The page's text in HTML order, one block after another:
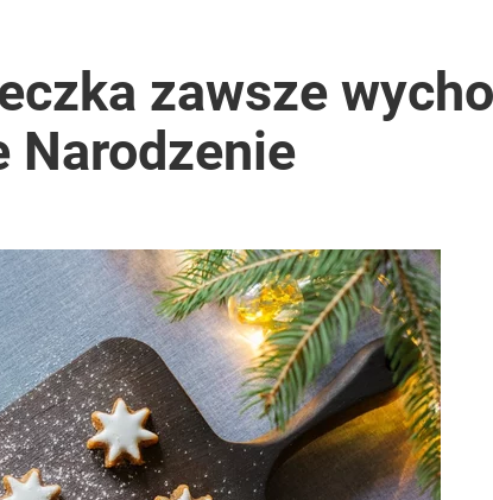
zawsze
Narodzenie